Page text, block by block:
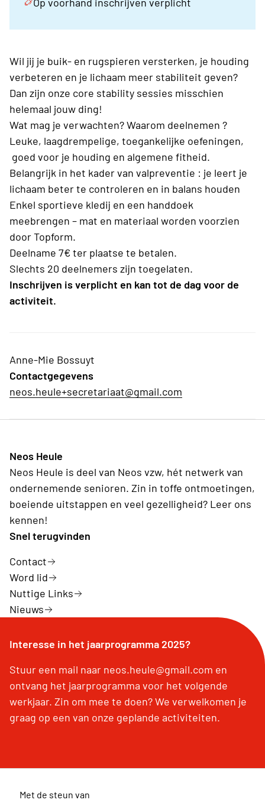
Wil jij je buik- en rugspieren versterken, je houding
verbeteren en je lichaam meer stabiliteit geven?
Dan zijn onze core stability sessies misschien
helemaal jouw ding!
Wat mag je verwachten? Waarom deelnemen ?
Leuke, laagdrempelige, toegankelijke oefeningen,
goed voor je houding en algemene fitheid.
Belangrijk in het kader van valpreventie : je leert je
lichaam beter te controleren en in balans houden
Enkel sportieve kledij en een handdoek
meebrengen – mat en materiaal worden voorzien
door Topform.
Deelname 7€ ter plaatse te betalen.
Slechts 20 deelnemers zijn toegelaten.
Inschrijven is verplicht en kan tot de dag voor de
activiteit.
Anne-Mie Bossuyt
Contactgegevens
neos.heule+secretariaat@gmail.com
Neos Heule
Neos Heule is deel van Neos vzw, hét netwerk van
ondernemende senioren. Zin in toffe ontmoetingen,
boeiende uitstappen en veel gezelligheid? Leer ons
kennen!
Snel terugvinden
Contact
Word lid
Nuttige Links
Nieuws
Interesse in het jaarprogramma 2025?
Stuur een mail naar neos.heule@gmail.com en
ontvang het jaarprogramma voor het volgende
werkjaar. Zin om mee te doen? We verwelkomen je
graag op een van onze geplande activiteiten.
Met de steun van